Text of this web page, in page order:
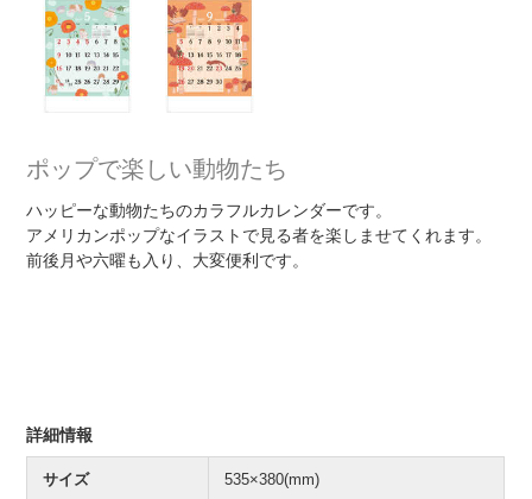
ポップで楽しい動物たち
ハッピーな動物たちのカラフルカレンダーです。
アメリカンポップなイラストで見る者を楽しませてくれます。
前後月や六曜も入り、大変便利です。
詳細情報
サイズ 535×380(mm)